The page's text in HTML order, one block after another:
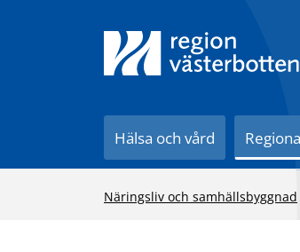
Hälsa och vård
Näringsliv och samhällsbyggnad